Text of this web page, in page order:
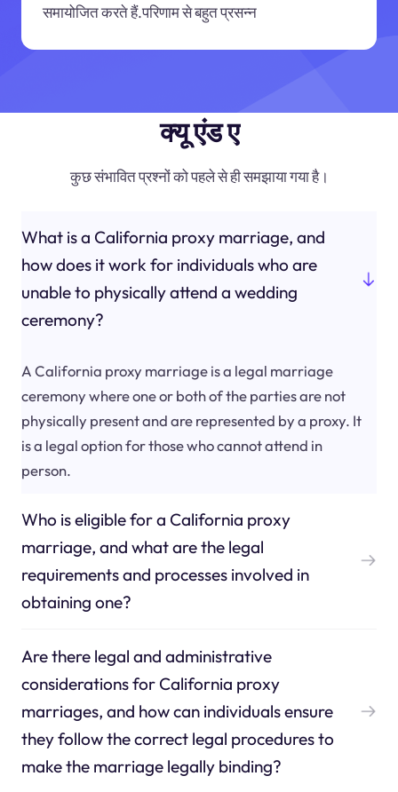
समायोजित करते हैं.परिणाम से बहुत प्रसन्न
क्यू एंड ए
कुछ संभावित प्रश्नों को पहले से ही समझाया गया है।
What is a California proxy marriage, and
how does it work for individuals who are
unable to physically attend a wedding
ceremony?
A California proxy marriage is a legal marriage
ceremony where one or both of the parties are not
physically present and are represented by a proxy. It
is a legal option for those who cannot attend in
person.
Who is eligible for a California proxy
marriage, and what are the legal
requirements and processes involved in
obtaining one?
Are there legal and administrative
considerations for California proxy
marriages, and how can individuals ensure
they follow the correct legal procedures to
make the marriage legally binding?